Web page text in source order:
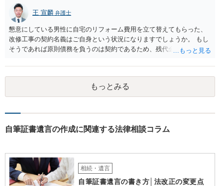
王 宣麟 弁護士
懇意にしている男性に自宅のリフォーム費用を立て替えてもらった、
改修工事の契約名義はご自身という状況になりますでしょうか。 もし
そうであれば原則債務を負うのは契約であるため、残代金を捻出して
ます。 入籍した場合でも、原則契約者が単独で全ての債務を負うこと
には変わりがありません。 なかなか対応に難しい案件であり、公開の
場でアドバイスを行うのも限界があるように思われますので、資料等
を持参のうえ個別に弁護士に相談されることをお勧めします。
もっとみる
自筆証書遺言の作成に関連する法律相談コラム
相続・遺言
自筆証書遺言の書き方│法改正の変更点